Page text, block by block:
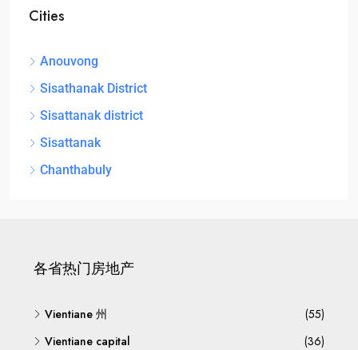
Cities
Anouvong
Sisathanak District
Sisattanak district
Sisattanak
Chanthabuly
各省热门房地产
Vientiane 州
(55)
Vientiane capital
(36)